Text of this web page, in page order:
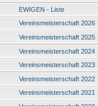
EWIGEN - Liste
Vereinsmeisterschaft 2026
Vereinsmeisterschaft 2025
Vereinsmeisterschaft 2024
Vereinsmeisterschaft 2023
Vereinsmeisterschaft 2022
Vereinsmeisterschaft 2021